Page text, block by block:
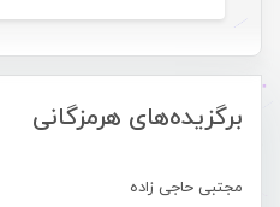
برگزیده‌های هرمزگانی
مجتبی حاجی زاده